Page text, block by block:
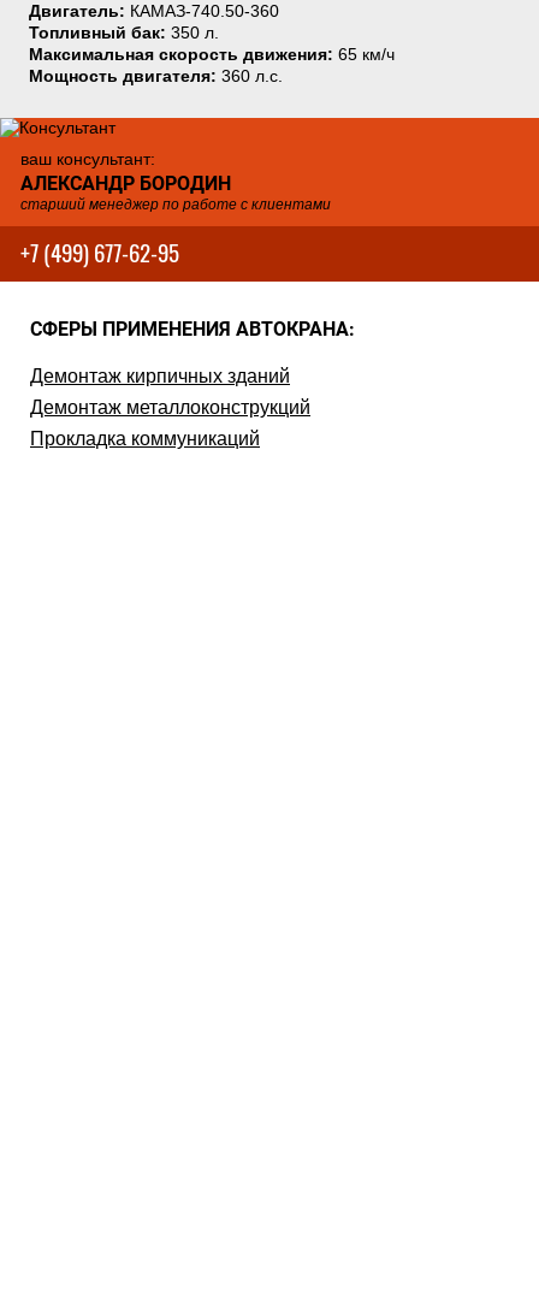
Двигатель: КАМАЗ-740.50-360
Топливный бак: 350 л.
Максимальная скорость движения: 65 км/ч
Мощность двигателя: 360 л.с.
ваш консультант:
АЛЕКСАНДР БОРОДИН
старший менеджер по работе с клиентами
+7 (499) 677-62-95
СФЕРЫ ПРИМЕНЕНИЯ АВТОКРАНА:
Демонтаж кирпичных зданий
Демонтаж металлоконструкций
Прокладка коммуникаций